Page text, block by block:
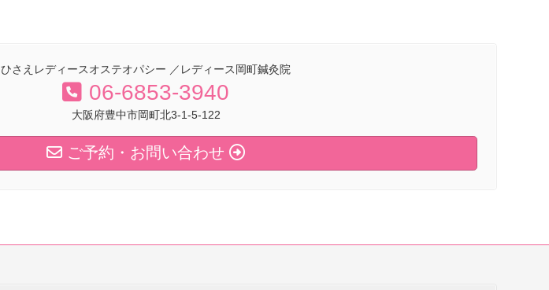
ひさえレディースオステオパシー ／レディース岡町鍼灸院
06-6853-3940
大阪府豊中市岡町北3-1-5-122
ご予約・お問い合わせ